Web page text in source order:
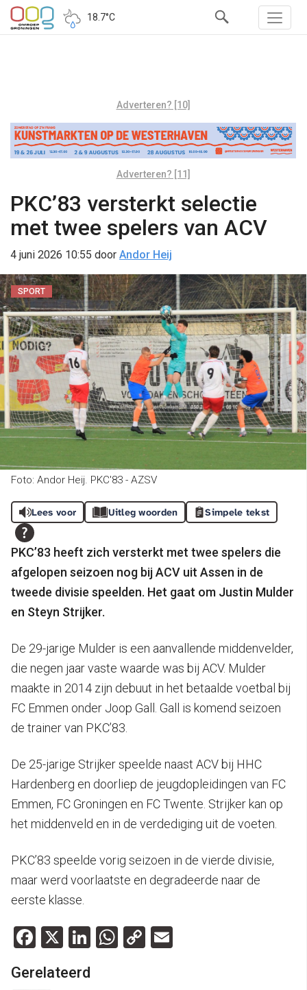
18.7°C
Adverteren? [10]
Adverteren? [11]
PKC’83 versterkt selectie
met twee spelers van ACV
4 juni 2026 10:55 door Andor Heij
SPORT
Foto: Andor Heij. PKC'83 - AZSV
Lees voor Uitleg woorden Simpele tekst
PKC’83 heeft zich versterkt met twee spelers die
afgelopen seizoen nog bij ACV uit Assen in de
tweede divisie speelden. Het gaat om Justin Mulder
en Steyn Strijker.
De 29-jarige Mulder is een aanvallende middenvelder,
die negen jaar vaste waarde was bij ACV. Mulder
maakte in 2014 zijn debuut in het betaalde voetbal bij
FC Emmen onder Joop Gall. Gall is komend seizoen
de trainer van PKC’83.
De 25-jarige Strijker speelde naast ACV bij HHC
Hardenberg en doorliep de jeugdopleidingen van FC
Emmen, FC Groningen en FC Twente. Strijker kan op
het middenveld en in de verdediging uit de voeten.
PKC’83 speelde vorig seizoen in de vierde divisie,
maar werd voorlaatste en degradeerde naar de
eerste klasse.
Facebook
X LinkedIn
WhatsApp
Copy
Gerelateerd